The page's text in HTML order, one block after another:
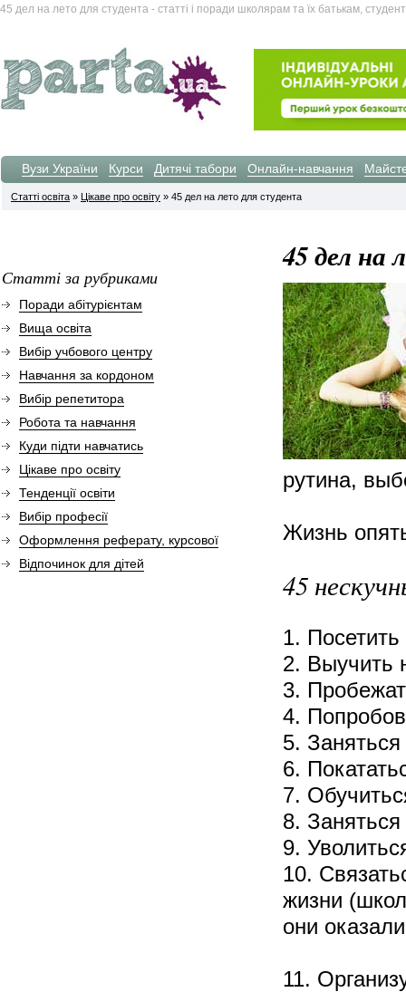
45 дел на лето для студента - статті і поради школярам та їх батькам,
Вузи України Курси Дитячі табори Онлайн-навчання
Статті освіта » Цікаве про освіту » 45 дел на лето для студента
45 дел на
рутина,
Жизнь
45
1.
2. Выучить
3.
4.
5.
6.
7.
8.
9.
10.
жизни
они
11.
Статті за рубриками
Поради абітурієнтам
Вища освіта
Вибір учбового центру
Навчання за кордоном
Вибір репетитора
Робота та навчання
Куди підти навчатись
Цікаве про освіту
Тенденції освіти
Вибір професії
Оформлення реферату, курсової
Відпочинок для дітей